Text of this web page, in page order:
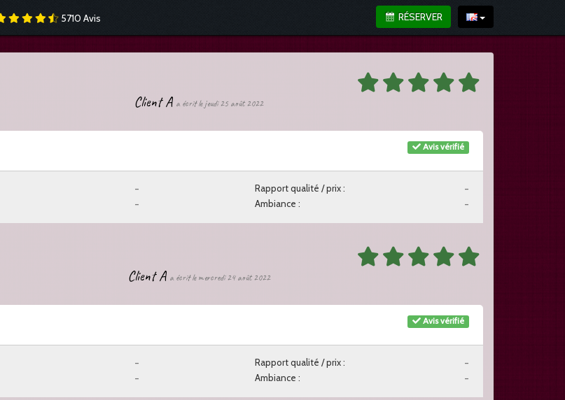
RÉSERVER
5710 Avis
Client A a écrit le jeudi 25 août 2022
Avis vérifié
- -
Rapport qualité / prix :
- -
Ambiance :
Client A a écrit le mercredi 24 août 2022
Avis vérifié
- -
Rapport qualité / prix :
- -
Ambiance :